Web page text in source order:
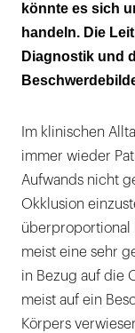
Prognose
könnte es sich
handeln. Die
Diagnostik und
Im klinischen
immer wieder
Aufwands nicht
Okklusion
überproportional
meist eine sehr
in Bezug auf die
meist auf ein
Körpers